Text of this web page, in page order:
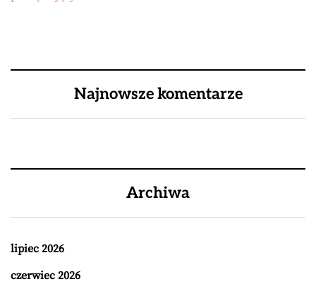
Najnowsze komentarze
Archiwa
lipiec 2026
czerwiec 2026